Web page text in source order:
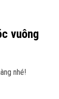
vuông
nhé!